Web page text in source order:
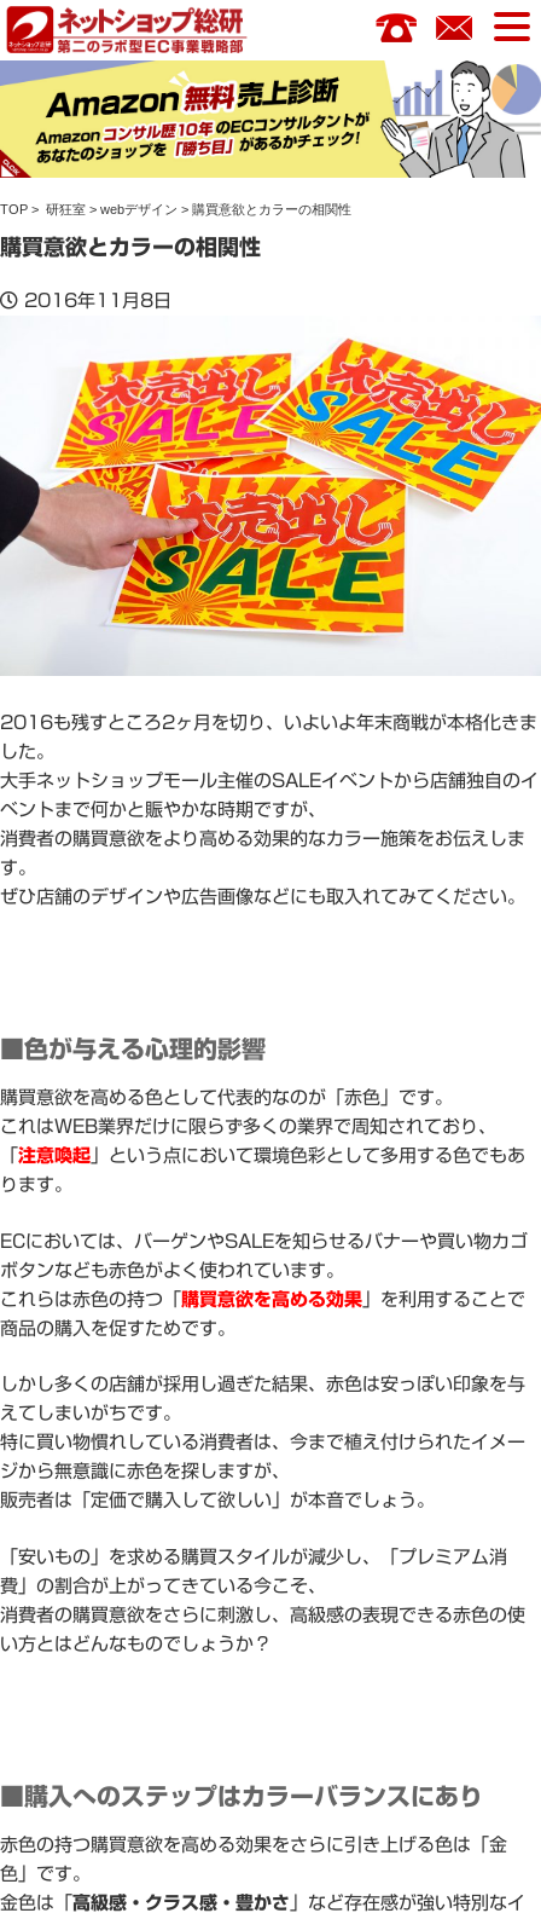
コ
ン
へ
キ
ッ
TOP > 研狂室 > webデザイン > 購買意欲とカラーの相関性
購買意欲とカラーの相関性
2016年11月8日
2016も残すところ2ヶ月を切り、いよいよ年末商戦が本格化きま
した。
大手ネットショップモール主催のSALEイベントから店舗独自のイ
ベントまで何かと賑やかな時期ですが、
消費者の購買意欲をより高める効果的なカラー施策をお伝えしま
す。
ぜひ店舗のデザインや広告画像などにも取入れてみてください。
■色が与える心理的影響
購買意欲を高める色として代表的なのが「赤色」です。
これはWEB業界だけに限らず多くの業界で周知されており、
注意喚起 」という点において環境色彩として多用する色でもあ
ります。
ECにおいては、バーゲンやSALEを知らせるバナーや買い物カゴ
ボタンなども赤色がよく使われています。
これらは赤色の持つ「購買意欲を高める効果 」を利用することで
商品の購入を促すためです。
しかし多くの店舗が採用し過ぎた結果、赤色は安っぽい印象を与
えてしまいがちです。
特に買い物慣れしている消費者は、今まで植え付けられたイメー
ジから無意識に赤色を探しますが、
販売者は「定価で購入して欲しい」が本音でしょう。
「安いもの」を求める購買スタイルが減少し、「プレミアム消
費」の割合が上がってきている今こそ、
消費者の購買意欲をさらに刺激し、高級感の表現できる赤色の使
い方とはどんなものでしょうか？
■購入へのステップはカラーバランスにあり
赤色の持つ購買意欲を高める効果をさらに引き上げる色は「金
色」です。
金色は「高級感・クラス感・豊かさ 」など存在感が強い特別なイ